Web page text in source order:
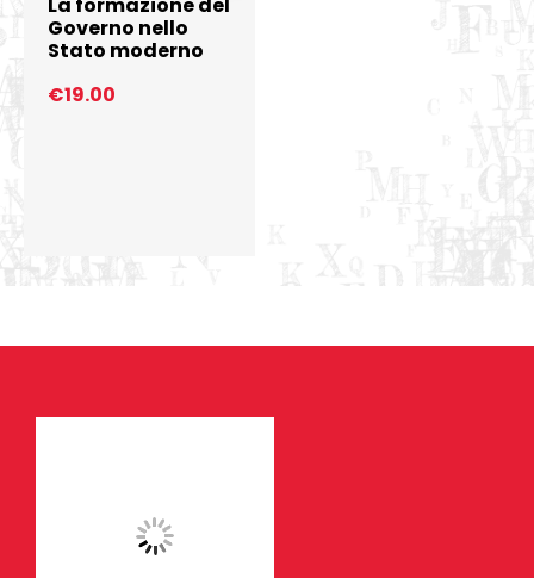
Governo nello
Stato moderno
€19.00